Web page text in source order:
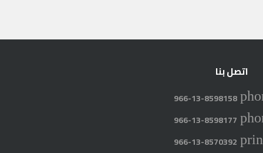
اتصل بنا
966-13-8598158
966-13-8598177
966-13-8570392